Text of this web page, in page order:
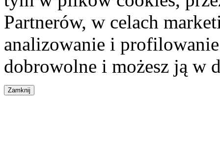
Partnerów, w celach
analizowanie i
dobrowolne i możesz ją w